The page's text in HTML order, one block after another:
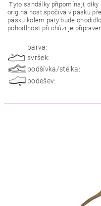
Tyto sandálky připomínají,
originálnost spočívá v pásku
pásku kolem paty bude
pohodlnost při chůzi je
barva:
svršek:
podšívka/stélka:
podešev: